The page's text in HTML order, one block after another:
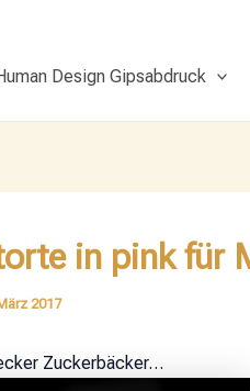
Design Gipsabdruck
in pink für
2017
Zuckerbäcker…